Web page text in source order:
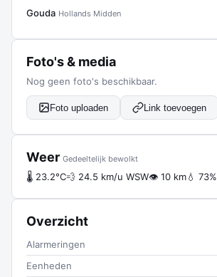
Gouda Hollands Midden
Foto's & media
Nog geen foto's beschikbaar.
Foto uploaden Link toevoegen
Weer Gedeeltelijk bewolkt
🌡 23.2°C💨 24.5 km/u WSW👁 10 km💧 73%
Overzicht
Alarmeringen
Eenheden